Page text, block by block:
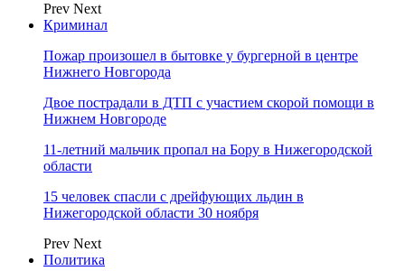
Prev Next
Криминал
Пожар произошел в бытовке у бургерной в центре
Нижнего Новгорода
Двое пострадали в ДТП с участием скорой помощи в
Нижнем Новгороде
11-летний мальчик пропал на Бору в Нижегородской
области
15 человек спасли с дрейфующих льдин в
Нижегородской области 30 ноября
Prev Next
Политика